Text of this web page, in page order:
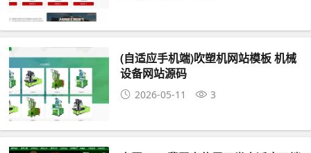
(自适应手机端)吹塑机网站模板 机械
设备网站源码
2026-05-11 3